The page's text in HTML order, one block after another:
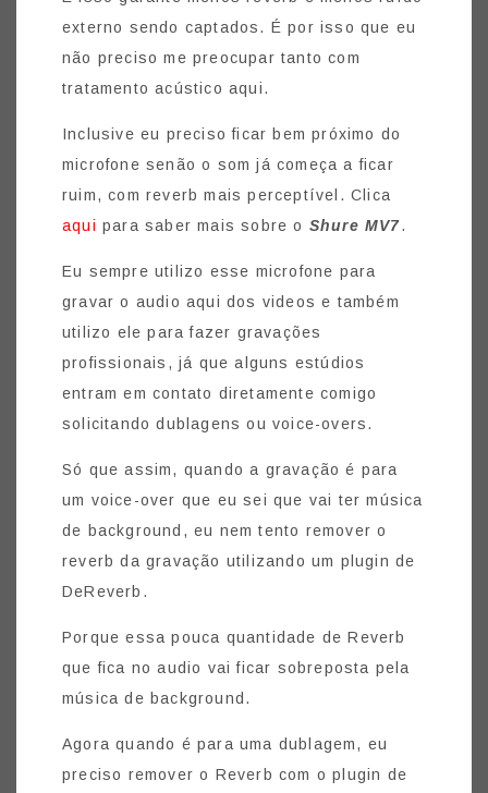
externo sendo captados. É por isso que eu
não preciso me preocupar tanto com
tratamento acústico aqui.
Inclusive eu preciso ficar bem próximo do
microfone senão o som já começa a ficar
ruim, com reverb mais perceptível. Clica
aqui para saber mais sobre o Shure MV7.
Eu sempre utilizo esse microfone para
gravar o audio aqui dos videos e também
utilizo ele para fazer gravações
profissionais, já que alguns estúdios
entram em contato diretamente comigo
solicitando dublagens ou voice-overs.
Só que assim, quando a gravação é para
um voice-over que eu sei que vai ter música
de background, eu nem tento remover o
reverb da gravação utilizando um plugin de
DeReverb.
Porque essa pouca quantidade de Reverb
que fica no audio vai ficar sobreposta pela
música de background.
Agora quando é para uma dublagem, eu
preciso remover o Reverb com o plugin de